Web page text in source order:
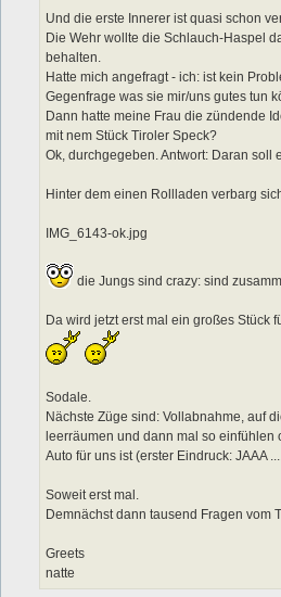
Und die erste Innerer ist quasi schon
Die Wehr wollte die Schlauch-Haspel
behalten.
Hatte mich angefragt - ich: ist kein
Gegenfrage was sie mir/uns gutes tun
Dann hatte meine Frau die zündende
mit nem Stück Tiroler Speck?
Ok, durchgegeben. Antwort: Daran soll
Hinter dem einen Rollladen verbarg
IMG_6143-ok.jpg
die Jungs sind crazy: sind
Da wird jetzt erst mal ein großes Stück
Sodale.
Nächste Züge sind: Vollabnahme, auf
leerräumen und dann mal so einfühlen
Auto für uns ist (erster Eindruck: JAAA
Soweit erst mal.
Demnächst dann tausend Fragen vom
Greets
natte